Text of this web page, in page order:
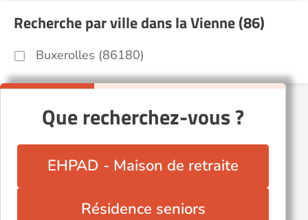
Recherche par ville dans la Vienne (86)
Buxerolles (86180)
Que recherchez-vous ?
EHPAD - Maison de retraite
Résidence seniors